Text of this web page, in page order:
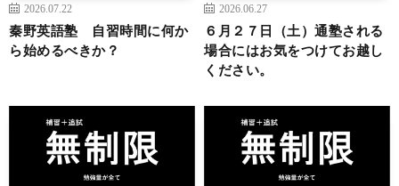
2026.07.22
秦野英語塾 自習時間に何か
ら始めるべきか？
2026.06.27
６月２７日（土）通塾される
場合にはお気をつけてお越し
ください。